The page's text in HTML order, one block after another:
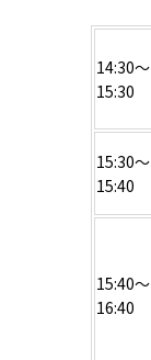
14:30～
15:30
15:30～
15:40
15:40～
16:40